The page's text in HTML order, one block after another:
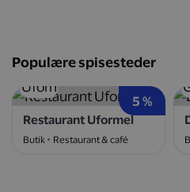
Populære spisesteder
5 %
Restaurant Uformel
Butik Restaurant & café